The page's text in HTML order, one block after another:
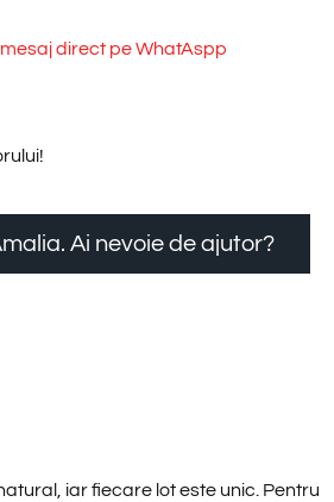
direct pe WhatAspp
Ai nevoie de ajutor?
iar fiecare lot este unic. Pentru